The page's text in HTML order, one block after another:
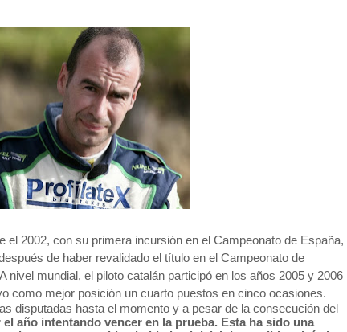
el 2002, con su primera incursión en el Campeonato de España,
de haber revalidado el título en el Campeonato de
nivel mundial, el piloto catalán participó en los años 2005 y 2006
como mejor posición un cuarto puestos en cinco ocasiones.
disputadas hasta el momento y a pesar de la consecución del
año intentando vencer en la prueba. Esta ha sido una